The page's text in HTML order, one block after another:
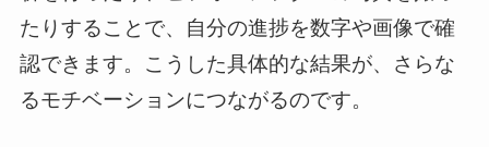
たりすることで、自分の進捗を数字や画像で確
認できます。こうした具体的な結果が、さらな
るモチベーションにつながるのです。